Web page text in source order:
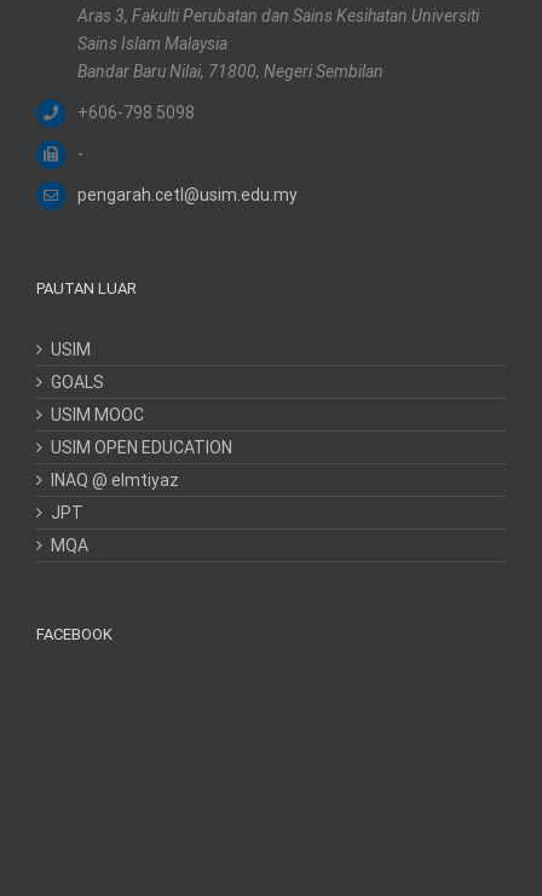
Aras 3, Fakulti Perubatan dan Sains Kesihatan Universiti
Sains Islam Malaysia
Bandar Baru Nilai, 71800, Negeri Sembilan
+606-798 5098
-
pengarah.cetl@usim.edu.my
PAUTAN LUAR
USIM
GOALS
USIM MOOC
USIM OPEN EDUCATION
INAQ @ elmtiyaz
JPT
MQA
FACEBOOK